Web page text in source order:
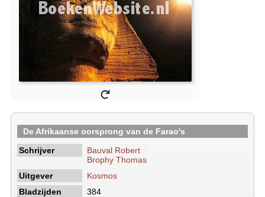
De Afrikaanse oorsprong van de Farao's
Schrijver
Bauval Robert
Brophy Thomas
Uitgever
Kosmos
Bladzijden
384